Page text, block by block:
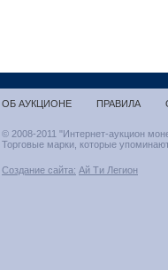
ОБ АУКЦИОНЕ ПРАВИЛА
© 2008-2011 "Интернет-аукцион
Торговые марки, которые
Создание сайта: Ай Ти Легион